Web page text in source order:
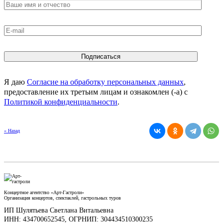
Я даю Согласие на обработку персональных данных,
предоставление их третьим лицам и ознакомлен (-а) c
Политикой конфиденциальности.
« Назад
Концертное агентство «Арт-Гастроли»
Организация концертов, спектаклей, гастрольных туров
ИП Шулятьева Светлана Витальевна
ИНН: 434700652545, ОГРНИП: 304434510300235